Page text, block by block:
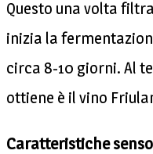
Questo una volta
inizia la
circa 8-10 giorni. Al
ottiene è il vino
Caratteristiche